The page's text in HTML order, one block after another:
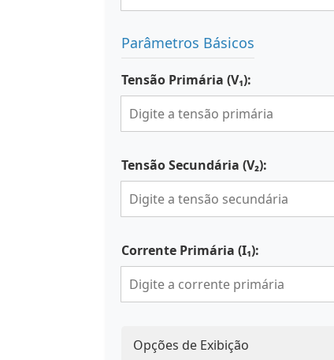
Parâmetros Básicos
Tensão Primária (V₁):
Tensão Secundária (V₂):
Corrente Primária (I₁):
Opções de Exibição